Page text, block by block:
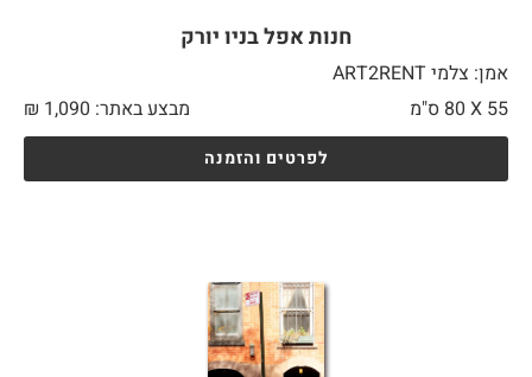
חנות אפל בניו יורק
אמן: צלמי ART2RENT
55 X
מבצע באתר: ₪ 1,090
לפרטים והזמנה